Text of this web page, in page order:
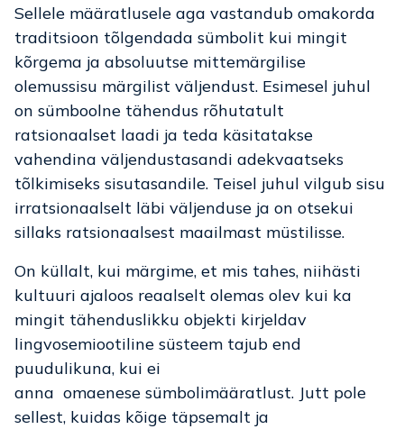
Sellele määratlusele aga vastandub omakorda
traditsioon tõlgendada sümbolit kui mingit
kõrgema ja absoluutse mittemärgilise
olemussisu märgilist väljendust. Esimesel juhul
on sümboolne tähendus rõhutatult
ratsionaalset laadi ja teda käsitatakse
vahendina väljendustasandi adekvaatseks
tõlkimiseks sisutasandile. Teisel juhul vilgub sisu
irratsionaalselt läbi väljenduse ja on otsekui
sillaks ratsionaalsest maailmast müstilisse.
On küllalt, kui märgime, et mis tahes, niihästi
kultuuri ajaloos reaalselt olemas olev kui ka
mingit tähenduslikku objekti kirjeldav
lingvosemiootiline süsteem tajub end
puudulikuna, kui ei
anna omaenese sümbolimääratlust. Jutt pole
sellest, kuidas kõige täpsemalt ja